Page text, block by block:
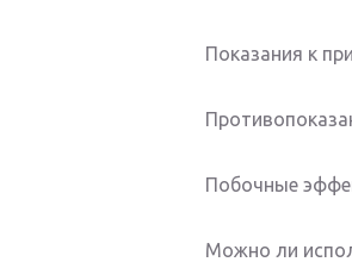
Показания к
Побочные
Можно ли